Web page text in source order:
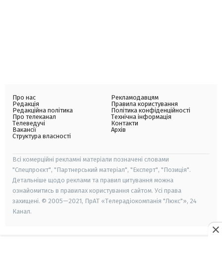
Про нас
Редакція
Редакційна політика
Про телеканал
Телеведучі
Вакансії
Структура власності
Рекламодавцям
Правила користування
Політика конфіденційності
Технічна інформація
Контакти
Архів
Всі комерційні рекламні матеріали позначені словами
"Спецпроєкт", "Партнерський матеріал", "Експерт", "Позиція".
Детальніше щодо реклами та правил цитування можна
ознайомитись в правилах користування сайтом. Усі права
захищені. © 2005—2021, ПрАТ «Телерадіокомпанія "Люкс"», 24
Канал.